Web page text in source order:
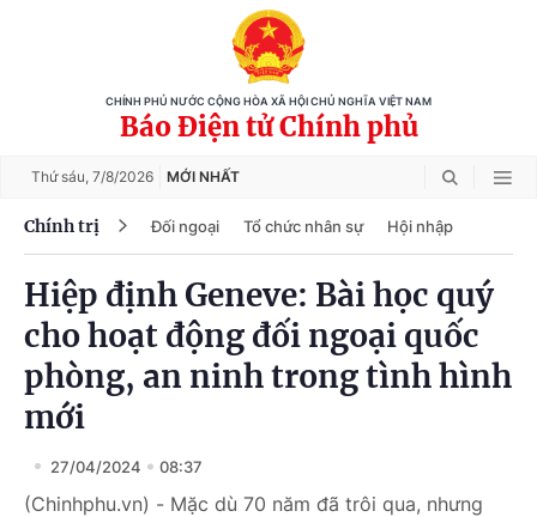
CHÍNH PHỦ NƯỚC CỘNG HÒA XÃ HỘI CHỦ NGHĨA VIỆT NAM
Báo Điện tử Chính phủ
Thứ sáu, 7/8/2026 MỚI NHẤT
Chính trị Đối ngoại Tổ chức nhân sự Hội nhập
Hiệp định Geneve: Bài học quý
cho hoạt động đối ngoại quốc
phòng, an ninh trong tình hình
mới
27/04/2024 08:37
(Chinhphu.vn) - Mặc dù 70 năm đã trôi qua, nhưng